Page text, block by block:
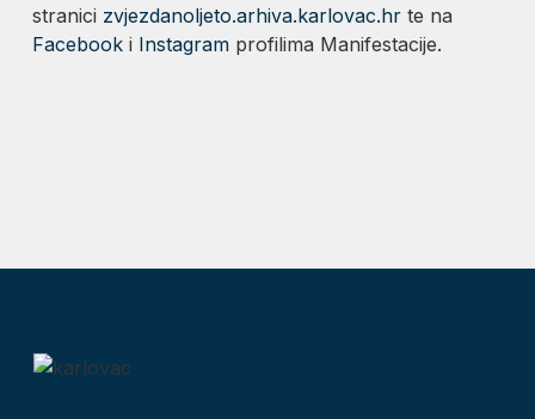
stranici zvjezdanoljeto.arhiva.karlovac.hr te na
Facebook i Instagram profilima Manifestacije.